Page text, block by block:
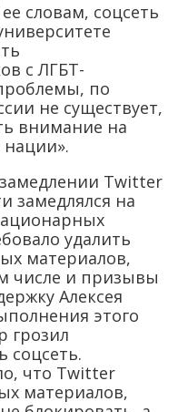
словам, соцсеть
с ЛГБТ-
по
не существует,
внимание на
Twitter
замедлялся на
удалить
материалов,
числе и призывы
Алексея
этого
грозил
соцсеть.
что Twitter
материалов,